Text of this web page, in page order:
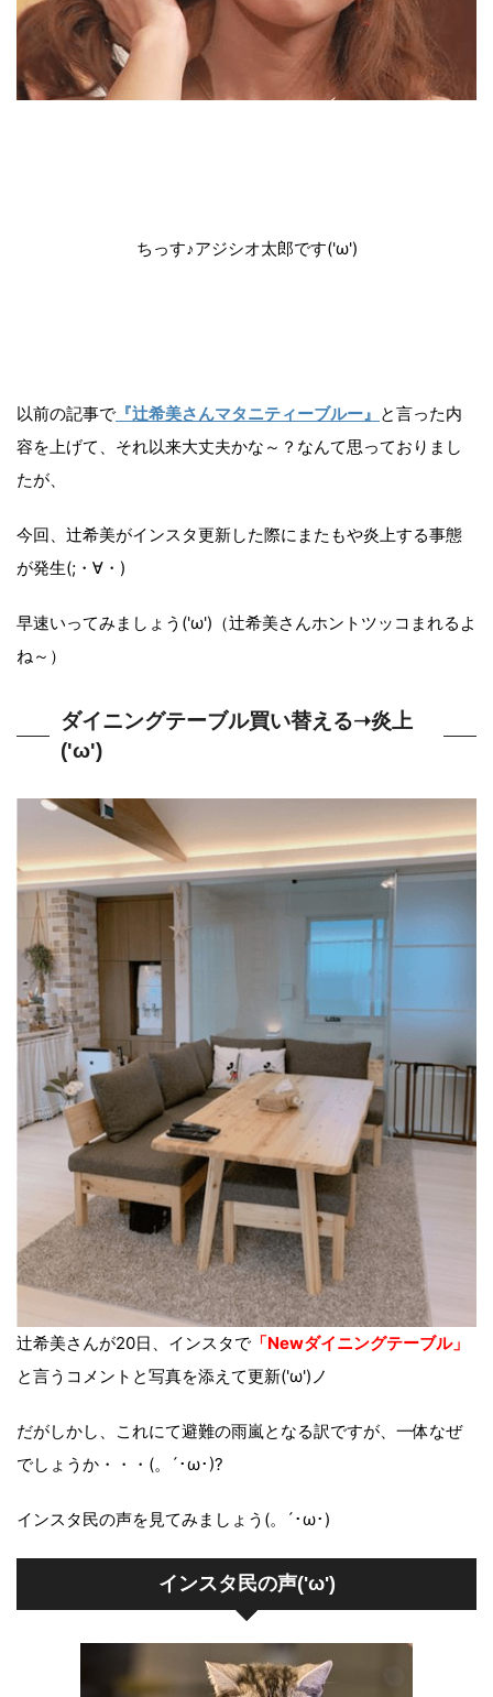
ちっす♪アジシオ太郎です('ω')
以前の記事で 『辻希美さんマタニティーブルー』 と言った内
容を上げて、それ以来大丈夫かな～？なんて思っておりまし
たが、
今回、辻希美がインスタ更新した際にまたもや炎上する事態
が発生(;・∀・)
早速いってみましょう('ω')（辻希美さんホントツッコまれるよ
ね～）
ダイニングテーブル買い替える➝炎上
('ω')
辻希美さんが20日、インスタで 「Newダイニングテーブル」
と言うコメントと写真を添えて更新('ω')ノ
だがしかし、これにて避難の雨嵐となる訳ですが、一体なぜ
でしょうか・・・(。´･ω･)?
インスタ民の声を見てみましょう(。´･ω･)
インスタ民の声('ω')